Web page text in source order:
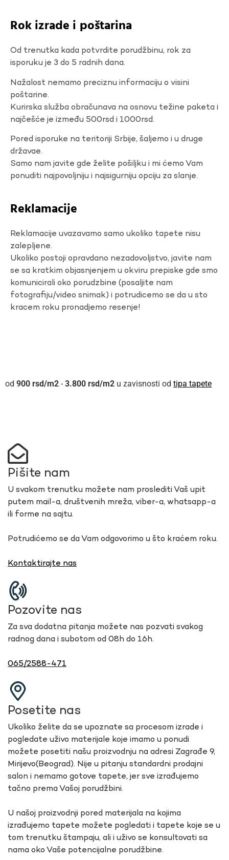
Rok izrade i poštarina
Od trenutka kada potvrdite porudžbinu, rok za
isporuku je 3 do 5 radnih dana.
Nažalost nemamo preciznu informaciju o visini
poštarine.
Kurirska služba obračunava na osnovu težine paketa i
najčešće je između 500rsd i 1000rsd.
Pored isporuke na teritoriji Srbije, šaljemo i u druge
državae.
Samo nam javite gde želite pošiljku i mi ćemo Vam
ponuditi najpovoljniju i najsigurniju opciju za slanje.
Reklamacije
Reklamacije uvazavamo samo ukoliko tapete nisu
zalepljene.
Ukoliko postoji opravdano nezadovoljstvo, javite nam
se sa kratkim objasnjenjem u okviru prepiske gde smo
komunicirali oko porudzbine (posaljite nam
fotografiju/video snimak) i potrudicemo se da u sto
kracem roku pronadjemo resenje!
900 rsd - 3.800 rsd u zavisnosti od tipa tapete
Pišite nam
U svakom trenutku možete nam proslediti Vaš upit
putem mail-a, društvenih mreža, viber-a, whatsapp-a
ili forme na sajtu.
Potrudićemo se da Vam odgovorimo u što kraćem roku.
Kontaktirajte nas
Pozovite nas
Za sva dodatna pitanja možete nas pozvati svakog
radnog dana i subotom od 08h do 16h.
065/2588-471
Posetite nas
Ukoliko želite da se upoznate sa procesom izrade i
pogledate uživo materijale koje imamo u ponudi
možete posetiti našu proizvodnju na adresi Zagrađe 9,
Mirijevo(Beograd). Nije u pitanju standardni prodajni
salon i nemamo gotove tapete, jer sve izrađujemo
tačno prema Vašoj porudžbini.
U našoj proizvodnji pored materijala na kojima
izrađujemo tapete možete pogledati i tapete koje se u
tom trenutku štampaju, ali i uživo se konsultovati sa
nama oko Vaše potencijalne porudžbine.